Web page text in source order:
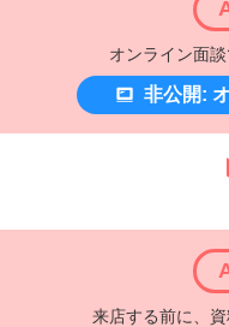
オンライン面
非公開:
来店する前に、